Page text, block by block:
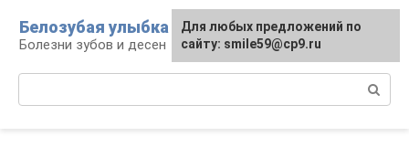
контенту
Белозубая улыбка
Болезни зубов и десен
Для любых предложений по
сайту: smile59@cp9.ru